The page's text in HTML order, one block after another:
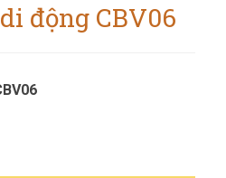
động CBV06